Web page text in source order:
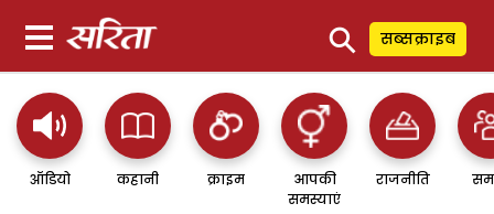
⚲ सब्सक्राइब
ऑडियो कहानी क्राइम
आपकी
समस्याएं
राजनीति